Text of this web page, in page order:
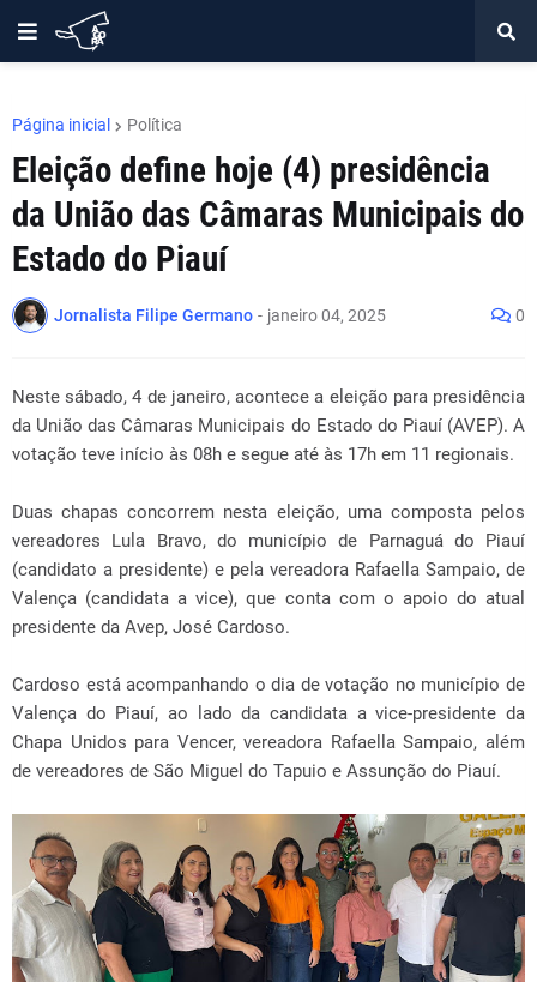
Página inicial Política
Eleição define hoje (4) presidência
da União das Câmaras Municipais do
Estado do Piauí
Jornalista Filipe Germano - janeiro 04, 2025 0
Neste sábado, 4 de janeiro, acontece a eleição para presidência
da União das Câmaras Municipais do Estado do Piauí (AVEP). A
votação teve início às 08h e segue até às 17h em 11 regionais.
Duas chapas concorrem nesta eleição, uma composta pelos
vereadores Lula Bravo, do município de Parnaguá do Piauí
(candidato a presidente) e pela vereadora Rafaella Sampaio, de
Valença (candidata a vice), que conta com o apoio do atual
presidente da Avep, José Cardoso.
Cardoso está acompanhando o dia de votação no município de
Valença do Piauí, ao lado da candidata a vice-presidente da
Chapa Unidos para Vencer, vereadora Rafaella Sampaio, além
de vereadores de São Miguel do Tapuio e Assunção do Piauí.